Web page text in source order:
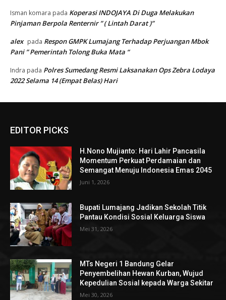
Isman komara pada Koperasi INDOJAYA Di Duga Melakukan
Pinjaman Berpola Renternir ” ( Lintah Darat )”
alex pada Respon GMPK Lumajang Terhadap Perjuangan Mbok
Pani ” Pemerintah Tolong Buka Mata “
Indra pada Polres Sumedang Resmi Laksanakan Ops Zebra Lodaya
2022 Selama 14 (Empat Belas) Hari
EDITOR PICKS
H.Nono Mujianto: Hari Lahir Pancasila
Momentum Perkuat Perdamaian dan
Semangat Menuju Indonesia Emas 2045
Juni 1, 2026
Bupati Lumajang Jadikan Sekolah Titik
Pantau Kondisi Sosial Keluarga Siswa
Mei 31, 2026
MTs Negeri 1 Bandung Gelar
Penyembelihan Hewan Kurban, Wujud
Kepedulian Sosial kepada Warga Sekitar
Mei 30, 2026